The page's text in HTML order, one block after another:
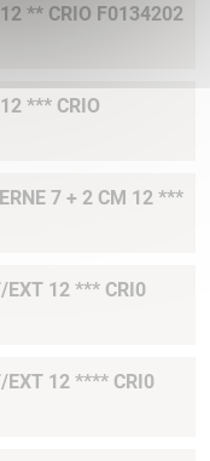
+5CM 12 ** CRIO F0134202
CHOKE BENE SPORT 828 INT/EXT 12 *** CRI0
CHOKE BENE SPORT 828 INT/EXT 12 **** CRI0